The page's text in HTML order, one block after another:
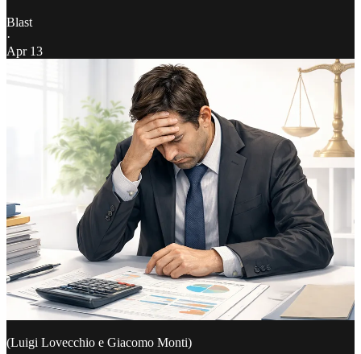
Blast
·
Apr 13
(Luigi Lovecchio e Giacomo Monti)